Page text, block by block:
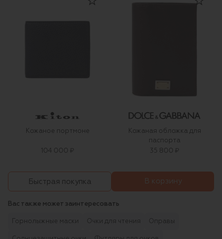
Кожаное портмоне
104 000 ₽
Кожаная обложка для
паспорта
35 800 ₽
Быстрая покупка В корзину
Вас также может заинтересовать
Горнолыжные маски Очки для чтения Оправы